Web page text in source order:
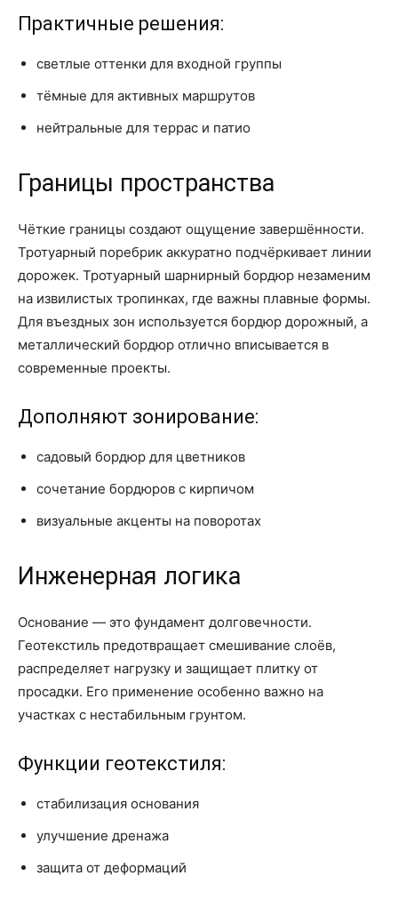
Практичные решения:
светлые оттенки для входной группы
тёмные для активных маршрутов
нейтральные для террас и патио
Границы пространства
Чёткие границы создают ощущение завершённости.
Тротуарный поребрик аккуратно подчёркивает линии
дорожек. Тротуарный шарнирный бордюр незаменим
на извилистых тропинках, где важны плавные формы.
Для въездных зон используется бордюр дорожный, а
металлический бордюр отлично вписывается в
современные проекты.
Дополняют зонирование:
садовый бордюр для цветников
сочетание бордюров с кирпичом
визуальные акценты на поворотах
Инженерная логика
Основание — это фундамент долговечности.
Геотекстиль предотвращает смешивание слоёв,
распределяет нагрузку и защищает плитку от
просадки. Его применение особенно важно на
участках с нестабильным грунтом.
Функции геотекстиля:
стабилизация основания
улучшение дренажа
защита от деформаций